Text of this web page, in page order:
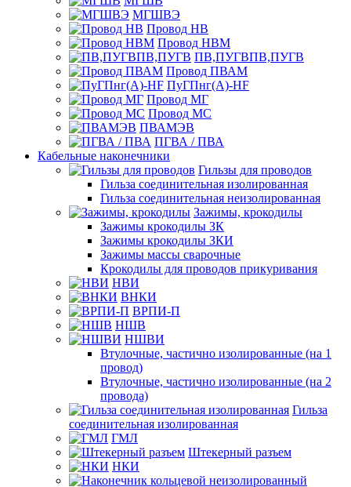
МГШВЭ
Провод НВ
Провод НВМ
ПВ,ПУГВПВ,ПУГВ
Провод ПВАМ
ПуГПнг(A)-HF
Провод МГ
Провод МС
ПВАМЭВ
ПГВА / ПВА
Кабельные наконечники
Гильзы для проводов
Гильза соединительная изолированная
Гильза соединительная неизолированная
Зажимы, крокодилы
Зажимы крокодилы ЗК
Зажимы крокодилы ЗКИ
Зажимы массы сварочные
Крокодилы для проводов прикуривания
НВИ
ВНКИ
ВРПИ-П
НШВ
НШВИ
Втулочные, частично изолированные (на 1
провод)
Втулочные, частично изолированные (на 2
провода)
Гильза
соединительная изолированная
ГМЛ
Штекерный разъем
НКИ